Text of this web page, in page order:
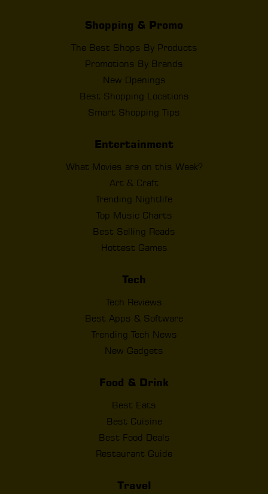
Shopping & Promo
The Best Shops By Products
Promotions By Brands
New Openings
Best Shopping Locations
Smart Shopping Tips
Entertainment
What Movies are on this Week?
Art & Craft
Trending Nightlife
Top Music Charts
Best Selling Reads
Hottest Games
Tech
Tech Reviews
Best Apps & Software
Trending Tech News
New Gadgets
Food & Drink
Best Eats
Best Cuisine
Best Food Deals
Restaurant Guide
Travel